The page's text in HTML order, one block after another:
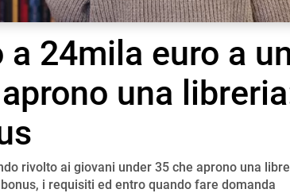
a 24mila euro a
una
rivolto ai giovani under 35 che aprono una
i requisiti ed entro quando fare domanda